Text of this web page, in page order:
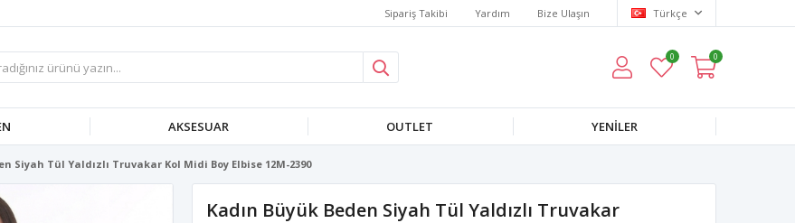
Sipariş Takibi Yardım Bize Ulaşın Türkçe
0 0
AKSESUAR OUTLET YENILER
Siyah Tül Yaldızlı Truvakar Kol Midi Boy Elbise 12M-2390
Kadın Büyük Beden Siyah Tül Yaldızlı Truvakar